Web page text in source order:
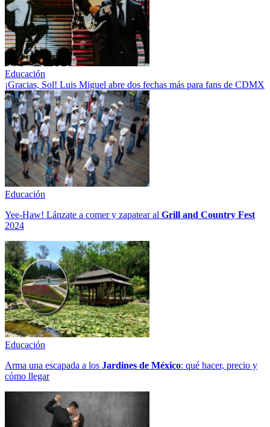
Educación
¡Gracias, Sol! Luis Miguel abre dos fechas más para fans de CDMX
Educación
Yee-Haw! Lánzate a comer y zapatear al Grill and Country Fest
2024
Educación
Arma una escapada a los Jardines de México: qué hacer, precio y
cómo llegar